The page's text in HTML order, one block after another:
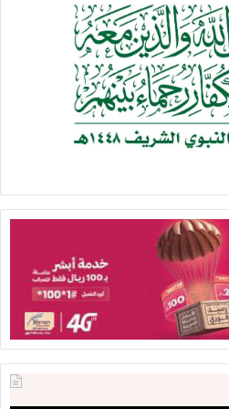
الحديدة ومطار صنعاء؟
يزالان تحت الحصار. وموضوع دخول
بشكل جزئي، وعدد قليل من
لا تفي باحتياجات الشعب اليمني.
ومعالجات الملفات الانسانية.
إلى الحلّ إلى الآن؟
ورفض كل الجهود التي بذلت
في سبيل تحييدها عن الحرب،
ويرتبط ذلك بما تحتلّه تعز
باب المندب وكذلك بالكثافة
منذ البداية على نشر عناصر